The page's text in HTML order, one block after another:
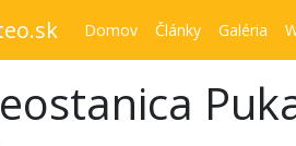
Domov Články Galéria